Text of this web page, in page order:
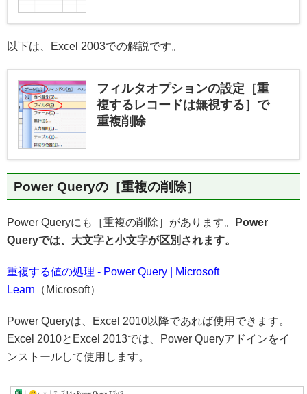
以下は、Excel 2003での解説です。
フィルタオプションの設定［重
複するレコードは無視する］で
重複削除
Power Queryの［重複の削除］
Power Queryにも［重複の削除］があります。
Power
Queryでは、大文字と小文字が区別されます。
重複する値の処理 - Power Query | Microsoft
Learn （Microsoft）
Power Queryは、Excel 2010以降であれば使用できます。
Excel 2010とExcel 2013では、Power Queryアドインをイ
ンストールして使用します。